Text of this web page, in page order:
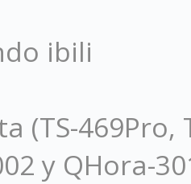
ibili
(TS-469Pro,
y QHora-